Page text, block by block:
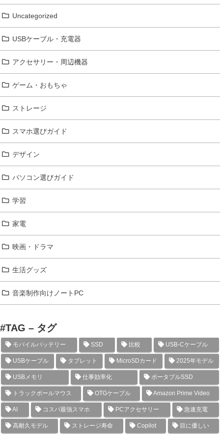
Uncategorized
USBケーブル・充電器
アクセサリー・周辺機器
ゲーム・おもちゃ
ストレージ
スマホ選びガイド
デザイン
パソコン選びガイド
学習
家電
映画・ドラマ
生活グッズ
音楽制作向けノートPC
#TAG – タグ
モバイルバッテリー SSD 比較 USB-Cケーブル
USBケーブル タブレット MicroSDカード 2025年モデル
USBメモリ 仕事効率化 ポータブルSSD
トラックボールマウス OTGケーブル Amazon Prime Video
AI コスパ最強スマホ PCアクセサリー 急速充電
高耐久モデル ストレージ寿命 Copilot 目に優しい